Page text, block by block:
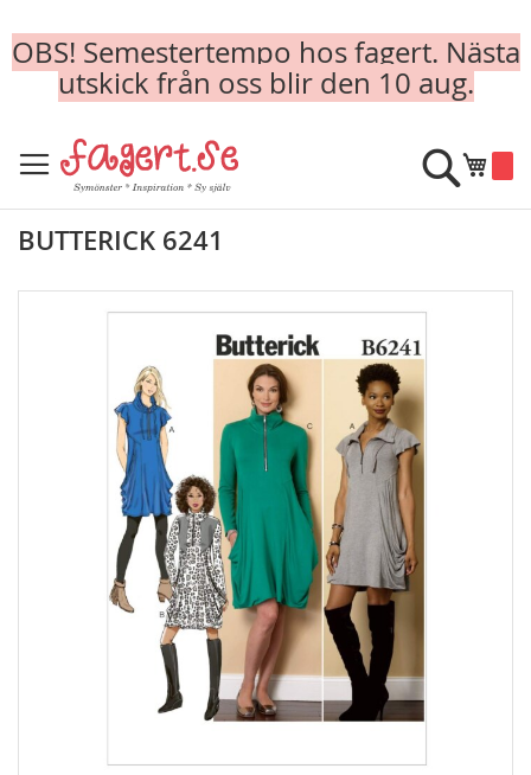
OBS! Semestertempo hos fagert. Nästa
utskick från oss blir den 10 aug.
to
Content
Min
Sök
BUTTERICK 6241